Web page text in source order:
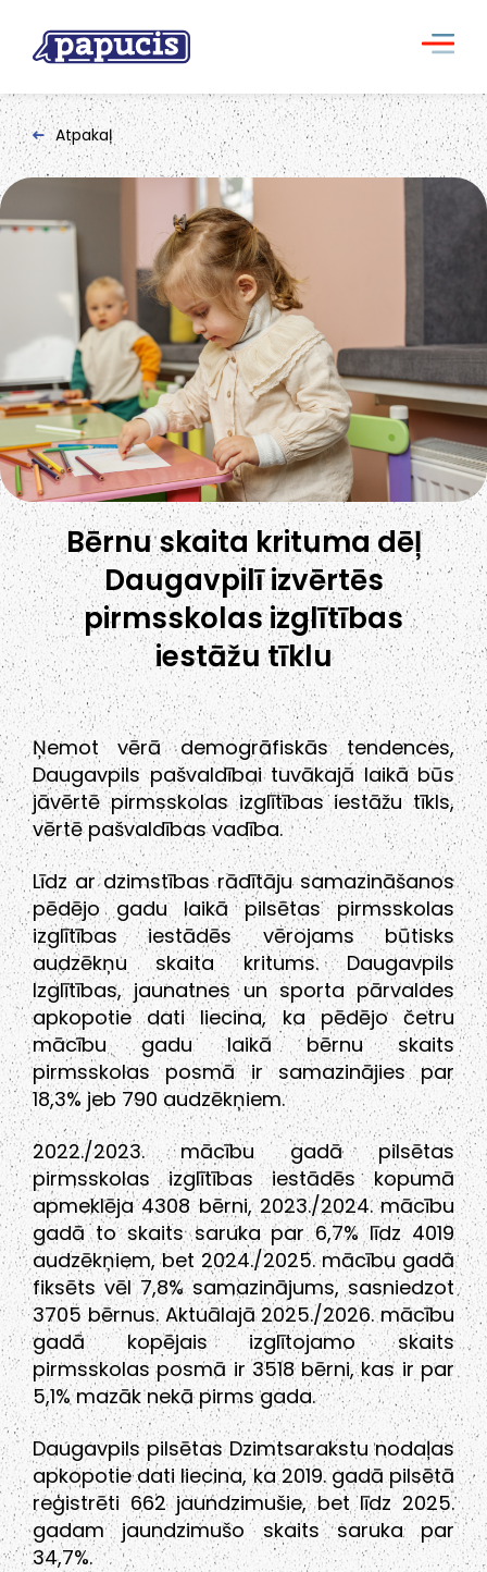
Atpakaļ
Bērnu skaita krituma dēļ
Daugavpilī izvērtēs
pirmsskolas izglītības
iestāžu tīklu
Ņemot vērā demogrāfiskās tendences,
Daugavpils pašvaldībai tuvākajā laikā būs
jāvērtē pirmsskolas izglītības iestāžu tīkls,
vērtē pašvaldības vadība.
Līdz ar dzimstības rādītāju samazināšanos
pēdējo gadu laikā pilsētas pirmsskolas
izglītības iestādēs vērojams būtisks
audzēkņu skaita kritums. Daugavpils
Izglītības, jaunatnes un sporta pārvaldes
apkopotie dati liecina, ka pēdējo četru
mācību gadu laikā bērnu skaits
pirmsskolas posmā ir samazinājies par
18,3% jeb 790 audzēkņiem.
2022./2023. mācību gadā pilsētas
pirmsskolas izglītības iestādēs kopumā
apmeklēja 4308 bērni, 2023./2024. mācību
gadā to skaits saruka par 6,7% līdz 4019
audzēkņiem, bet 2024./2025. mācību gadā
fiksēts vēl 7,8% samazinājums, sasniedzot
3705 bērnus. Aktuālajā 2025./2026. mācību
gadā kopējais izglītojamo skaits
pirmsskolas posmā ir 3518 bērni, kas ir par
5,1% mazāk nekā pirms gada.
Daugavpils pilsētas Dzimtsarakstu nodaļas
apkopotie dati liecina, ka 2019. gadā pilsētā
reģistrēti 662 jaundzimušie, bet līdz 2025.
gadam jaundzimušo skaits saruka par
34,7%.